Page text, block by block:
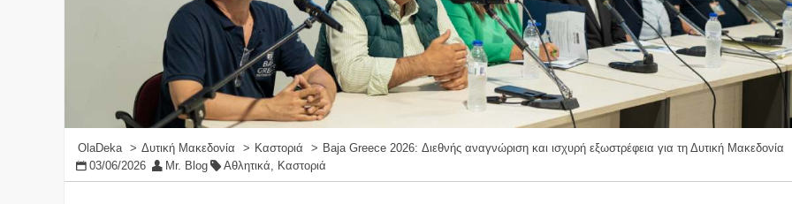
OlaDeka Δυτική Μακεδονία Καστοριά
Baja Greece 2026: Διεθνής αναγνώριση και ισχυρή εξωστρέφεια για τη Δυτική Μακεδονία
03/06/2026
Mr. Blog Αθλητικά Καστοριά